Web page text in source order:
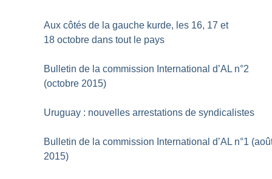
Aux côtés de la gauche kurde, les 16, 17 et
18 octobre dans tout le pays
Bulletin de la commission International d’AL n°2
(octobre 2015)
Uruguay : nouvelles arrestations de syndicalistes
Bulletin de la commission International d’AL n°1
2015)